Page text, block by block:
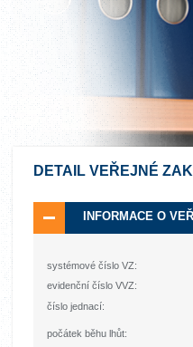
DETAIL VEŘEJNÉ
INFORMACE O
systémové číslo VZ:
evidenční číslo VVZ:
číslo jednací:
počátek běhu lhůt: